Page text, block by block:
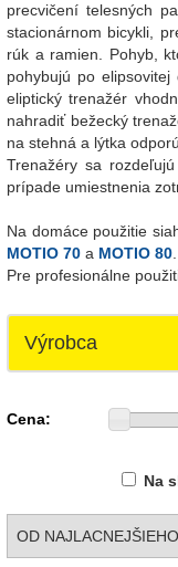
precvičení telesných
stacionárnom bicykli,
rúk a ramien. Pohyb,
pohybujú po
eliptický trenažér
nahradiť bežecký
na stehná a lýtka
Trenažéry sa
prípade umiestnenia
Na domáce použitie
MOTIO 70 a MOTIO 80
Pre profesionálne
Výrobca
Cena:
Na
OD NAJLACNEJŠIEHO